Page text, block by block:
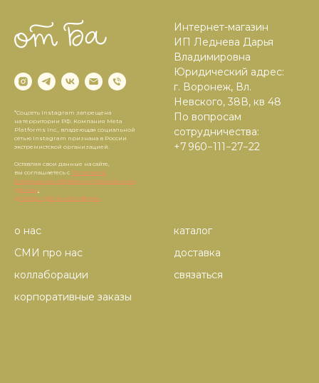
*Соцсеть Instagram запрещена
на территории РФ. Компания Meta
Platforms Inc., владеющая социальной
сетью Instagram признана в России
экстремистской организацией.
Оставляя свои данные на сайте,
вы соглашаетесь с Политикой
в отношении обработки персональных
данных
Договор публичной оферты.
Интернет-магазин
ИП Леднева Дарья
Владимировна
Юридический адрес:
г. Воронеж, Вл.
Невского, 38В, кв 48
По вопросам
сотрудничества:
+7 960−111−27−22
о нас
СМИ про нас
коллаборации
корпоративные заказы
каталог
доставка
связаться